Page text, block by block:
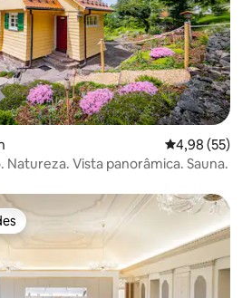
4,98 de uma
4,98 (55)
Natureza. Vista panorâmica. Sauna.